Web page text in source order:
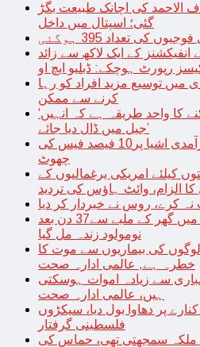
شیخ نواف الاحمد کی اچانک طبیعت بگڑ
گئی؛ اسپتال میں داخل
کی تعداد 395 ہوگئی
انفیکشنز کے ایک لاکھ سے زائد
رپورٹ ہوچکے: ڈبلیو ایچ او
میں توسیع مزید افراد کو رہا
کرنے سے ممکن
‘ججوں پر ٹرمپ کے حملے روکنے کا واحد طریقہ ہے کہ انہیں
جیل میں ڈال دیا جائے’
افغان ٹرانزٹ ٹریڈ کی درآمدی اشیا پر10 فیصد فیس کی
چھوٹ
کیلئے امریکی یرغمالیوں کے
کا الزام، وائٹ ہاؤس کی تردید
نہ کرے، روس نے خبردار کر دیا
جسے اللہ رکھے؛ غزہ میں گھر کے ملبے سے37 دن بعد
نومولود زندہ مل گیا
کی بیماریوں سے موت کا
خطرہ ہے, عالمی ادارہ صحت
سے زیادہ اموات ہوسکتی
ہیں، عالمی ادارہ صحت
پر دھاوا بول دیا، سیکڑوں
فلسطینی گرفتار
ملکہ سمجھتی تھی، حماس کی